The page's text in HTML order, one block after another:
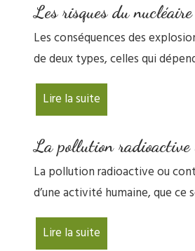
Les risques du
Les conséquences des
de deux types, celles qui
Lire la suite
La pollution radioactive
La pollution radioactive ou
d’une activité humaine, que
Lire la suite